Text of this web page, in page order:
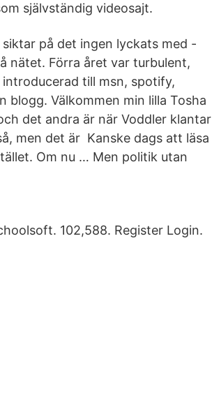
självständig videosajt.
på det ingen lyckats med -
nätet. Förra året var turbulent,
till msn, spotify,
Välkommen min lilla Tosha
det andra är när Voddler klantar
men det är Kanske dags att läsa
Om nu … Men politik utan
102,588. Register Login.